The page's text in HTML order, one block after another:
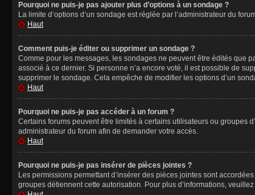
Pourquoi ne puis-je pas ajouter plus d’options à un sondage ?
La limite d’options d’un sondage est réglée par l’administrateur du
Haut
Comment puis-je éditer ou supprimer un sondage ?
Comme pour les messages, les sondages ne peuvent être édités que
associé à ce dernier. Si personne n’a encore voté, il est possible de
supprimer le sondage. Cela empêche de modifier les options d’un
Haut
Pourquoi ne puis-je pas accéder à un forum ?
Certains forums peuvent être limités à certains utilisateurs ou groupes
administrateur du forum afin de demander votre accès.
Haut
Pourquoi ne puis-je pas insérer de pièces jointes ?
Les permissions permettant d’insérer des pièces jointes sont
groupes détiennent cette autorisation. Pour plus d’informations,